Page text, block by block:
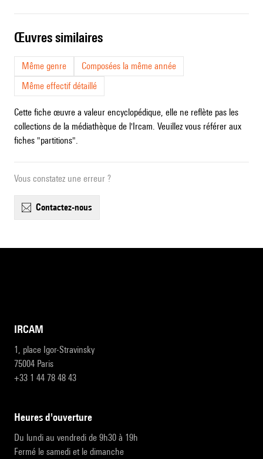
œuvres similaires
Même genre
Composées la même année
Même effectif détaillé
Cette fiche œuvre a valeur encyclopédique, elle ne reflète pas les
collections de la médiathèque de l'Ircam. Veuillez vous référer aux
fiches "partitions".
Vous constatez une erreur ?
contactez-nous
IRCAM
1, place Igor-Stravinsky
75004 Paris
+33 1 44 78 48 43
heures d'ouverture
Du lundi au vendredi de 9h30 à 19h
Fermé le samedi et le dimanche